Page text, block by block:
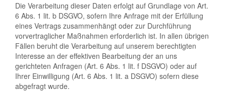
Die Verarbeitung dieser Daten erfolgt auf Grundlage von Art.
6 Abs. 1 lit. b DSGVO, sofern Ihre Anfrage mit der Erfüllung
eines Vertrags zusammenhängt oder zur Durchführung
vorvertraglicher Maßnahmen erforderlich ist. In allen übrigen
Fällen beruht die Verarbeitung auf unserem berechtigten
Interesse an der effektiven Bearbeitung der an uns
gerichteten Anfragen (Art. 6 Abs. 1 lit. f DSGVO) oder auf
Ihrer Einwilligung (Art. 6 Abs. 1 lit. a DSGVO) sofern diese
abgefragt wurde.